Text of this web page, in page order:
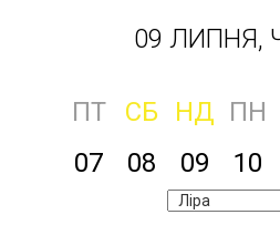
09 ЛИПНЯ,
ПТ СБ НД ПН
07
08 09 10